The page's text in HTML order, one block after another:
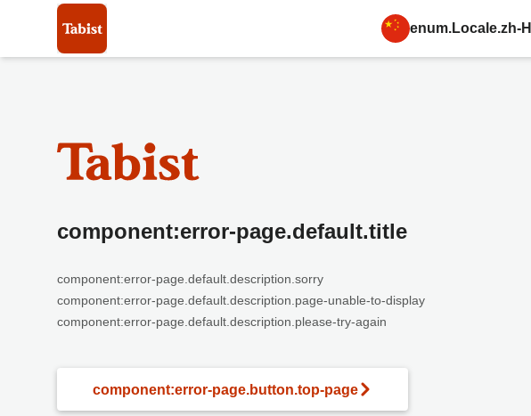
enum.Locale.zh-
component:error-page.default.title
component:error-page.default.description.sorry
component:error-page.default.description.page-unable-to-display
component:error-page.default.description.please-try-again
component:error-page.button.top-page